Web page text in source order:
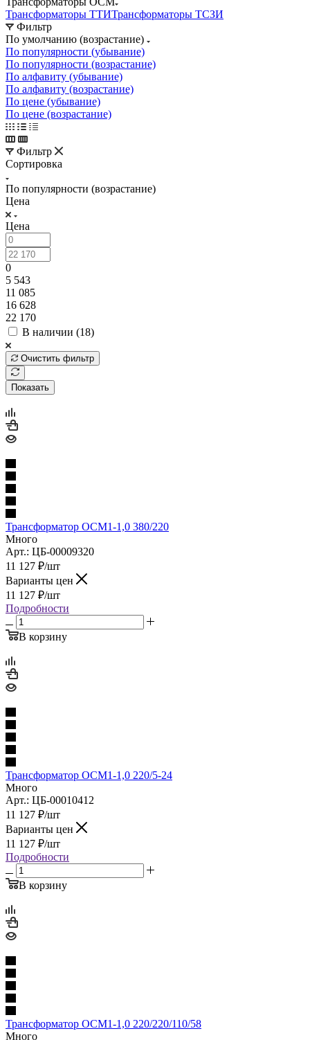
Трансформаторы ТТИТрансформаторы ТСЗИ
Фильтр
По умолчанию (возрастание)
По популярности (убывание)
По популярности (возрастание)
По алфавиту (убывание)
По алфавиту (возрастание)
По цене (убывание)
По цене (возрастание)
Фильтр
Сортировка
По популярности (возрастание)
Цена
Цена
0
5 543
11 085
16 628
22 170
В наличии (18)
Очистить фильтр
Показать
Трансформатор ОСМ1-1,0 380/220
Много
Арт.: ЦБ-00009320
11 127 ₽/шт
Варианты цен
11 127 ₽/шт
Подробности
В корзину
Трансформатор ОСМ1-1,0 220/5-24
Много
Арт.: ЦБ-00010412
11 127 ₽/шт
Варианты цен
11 127 ₽/шт
Подробности
В корзину
Трансформатор ОСМ1-1,0 220/220/110/58
Много